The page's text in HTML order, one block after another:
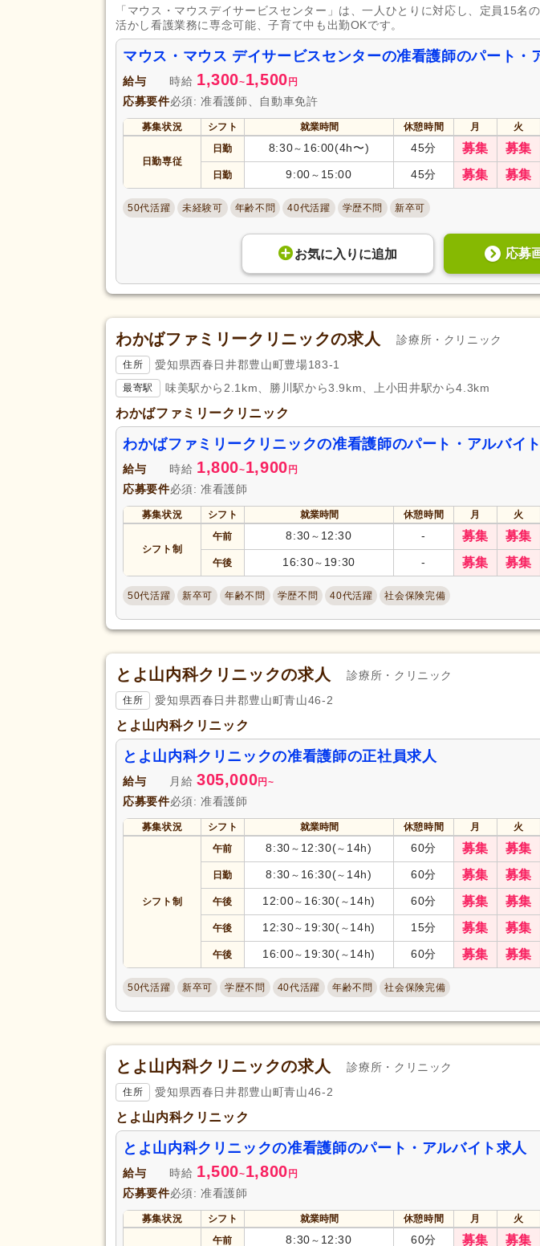
「マウス・マウスデイサービスセンター」は、一人ひとりに対応し、定員15名
活かし看護業務に専念可能、子育て中も出勤OKです。
マウス・マウス デイサービスセンターの准看護師のパート・
給与 時給 1,300~1,500円
応募要件必須: 准看護師、自動車免許
募集状況 シフト 就業時間 休憩時間 月 火
日勤専従
日勤 8:30～ 16:00(4h〜) 45分 募集 募集
日勤 9:00 ～ 15:00 45分 募集 募集
50代活躍 未経験可 年齢不問 40代活躍 学歴不問 新卒可
お気に入り に追加 応募
わかばファミリークリニックの求人 診療所・クリニック
住所 愛知県西春日井郡豊山町豊場183-1
最寄駅 味美駅から2.1km、勝川駅から3.9km、上小田井駅から4.3km
わかばファミリークリニック
わかばファミリークリニックの准看護師のパート・アルバイ
給与 時給 1,800~1,900円
応募要件必須: 准看護師
募集状況 シフト 就業時間 休憩時間 月 火
シフト制
午前 8:30 ～ 12:30 - 募集 募集
午後 16:30～ 19:30 - 募集 募集
50代活躍 新卒可 年齢不問 学歴不問 40代活躍 社会保険完備
とよ山内科クリニックの求人 診療所・クリニック
住所 愛知県西春日井郡豊山町青山46-2
とよ山内科クリニック
とよ山内科クリニックの准看護師の正社員求人
給与 月給 305,000円~
応募要件必須: 准看護師
募集状況 シフト 就業時間 休憩時間 月 火
シフト制
午前 8:30 ～ 12:30(～ 14h) 60分 募集 募集
日勤 8:30 ～ 16:30(～ 14h) 60分 募集 募集
午後 12:00～ 16:30( ～ 14h) 60分 募集 募集
午後 12:30～ 19:30( ～ 14h) 15分 募集 募集
午後 16:00～ 19:30( ～ 14h) 60分 募集 募集
50代活躍 新卒可 学歴不問 40代活躍 年齢不問 社会保険完備
とよ山内科クリニックの求人 診療所・クリニック
住所 愛知県西春日井郡豊山町青山46-2
とよ山内科クリニック
とよ山内科クリニックの准看護師のパート・アルバイト求人
給与 時給 1,500~1,800円
応募要件必須: 准看護師
募集状況 シフト 就業時間 休憩時間 月 火
午前
8:30 ～ 12:30 60分 募集 募集